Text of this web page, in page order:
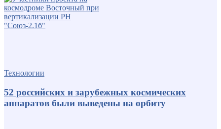
Технологии
52 российских и зарубежных космических
аппаратов были выведены на орбиту